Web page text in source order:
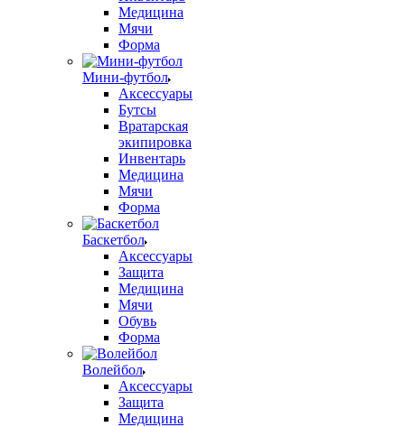
Медицина
Мячи
Форма
Мини-футбол
Аксессуары
Бутсы
Вратарская
экипировка
Инвентарь
Медицина
Мячи
Форма
Баскетбол
Аксессуары
Защита
Медицина
Мячи
Обувь
Форма
Волейбол
Аксессуары
Защита
Медицина